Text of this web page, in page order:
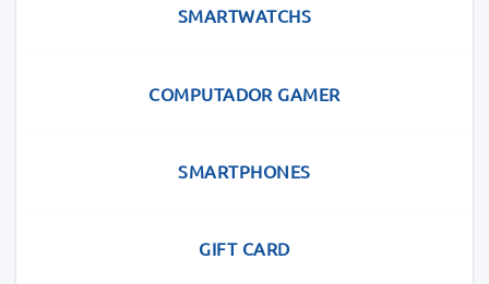
SMARTWATCHS
COMPUTADOR GAMER
SMARTPHONES
GIFT CARD